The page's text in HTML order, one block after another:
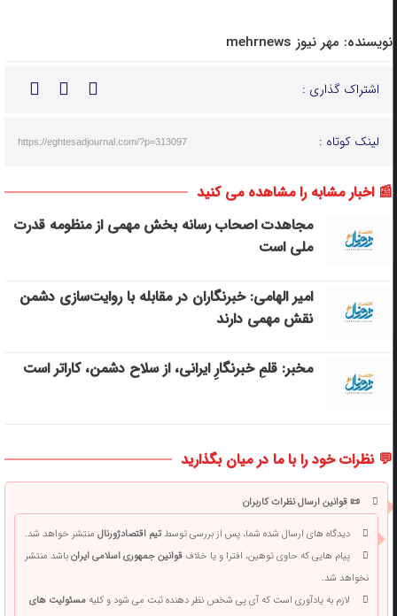
نویسنده: مهر نیوز mehrnews
اشتراک گذاری :
لینک کوتاه : https://eghtesadjournal.com/?p=313097
📰 اخبار مشابه را مشاهده می کنید
مجاهدت اصحاب رسانه بخش مهمی از منظومه قدرت
ملی است
امیر الهامی: خبرنگاران در مقابله با روایت‌سازی دشمن
نقش مهمی دارند
مخبر: قلمِ خبرنگارِ ایرانی، از سلاح دشمن، کاراتر است
💬 نظرات خود را با ما در میان بگذارید
📜 قوانین ارسال نظرات کاربران
دیدگاه های ارسال شده شما، پس از بررسی توسطتیم اقتصادژورنالمنتشر خواهد شد.
پیام هایی که حاوی توهین، افترا و یا خلافقوانین جمهوری اسلامی ایرانباشد منتشر
نخواهد شد.
لازم به یادآوری است که آی پی شخص نظر دهنده ثبت می شود و کلیهمسئولیت های